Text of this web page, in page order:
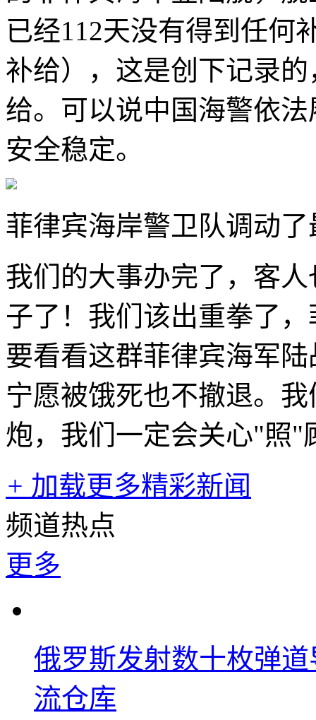
已经112天没有得到任何
补给），这是创下记录
给。可以说中国海警依
安全稳定。
菲律宾海岸警卫队调动
我们的大事办完了，客
子了！我们该出重拳了
要看看这群菲律宾海军
宁愿被饿死也不撤退。
炮，我们一定会关心"照"
+ 加载更多精彩新闻
频道热点
更多
俄罗斯发射数十枚弹
流仓库